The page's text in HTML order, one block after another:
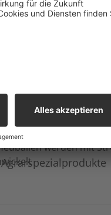
–
und
Agrarspezialprodukte